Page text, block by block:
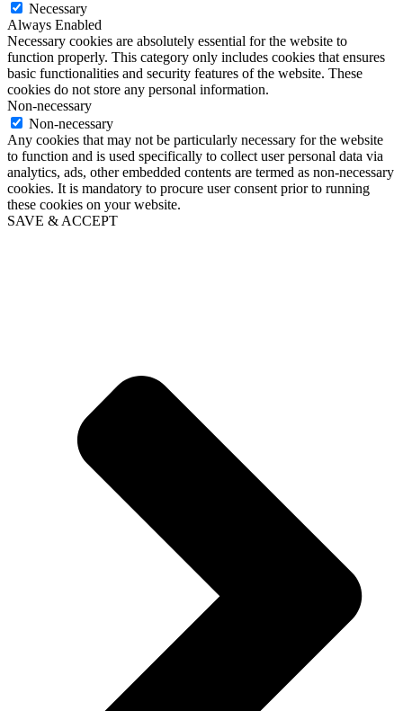
Necessary
Always Enabled
Necessary cookies are absolutely essential for the website to
function properly. This category only includes cookies that ensures
basic functionalities and security features of the website. These
cookies do not store any personal information.
Non-necessary
Non-necessary
Any cookies that may not be particularly necessary for the website
to function and is used specifically to collect user personal data via
analytics, ads, other embedded contents are termed as non-necessary
cookies. It is mandatory to procure user consent prior to running
these cookies on your website.
SAVE & ACCEPT